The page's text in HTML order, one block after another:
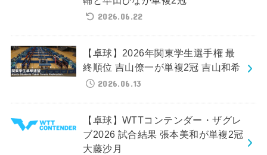
2026.06.22
【卓球】2026年関東学生選手権 最
終順位 吉山僚一が単複2冠 吉山和希
2026.06.13
【卓球】WTTコンテンダー・ザグレ
ブ2026 試合結果 張本美和が単複2冠
大藤沙月